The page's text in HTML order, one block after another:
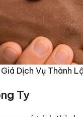
Dịch Vụ Thành
Ty